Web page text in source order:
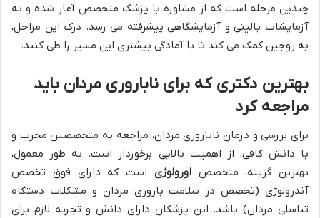
چندین مرحله است که از مشاوره با پزشک متخصص آغاز شده و به
آزمایشات بالینی و آزمایشگاهی پیشرفته می رسد. درک این مراحل،
به زوجین کمک می کند تا با آمادگی بیشتری این مسیر را طی کنند.
بهترین دکتری که برای ناباروری مردان باید
مراجعه کرد
برای بررسی و درمان ناباروری مردان، مراجعه به متخصصین مجرب و
با دانش کافی، از اهمیت بالایی برخوردار است. به طور معمول،
بهترین گزینه، متخصصاورولوژی است که دارای فوق تخصص
آندرولوژی (تخصص در سلامت باروری مردان و مشکلات دستگاه
تناسلی مردان) باشد. این پزشکان دارای دانش و تجربه لازم برای